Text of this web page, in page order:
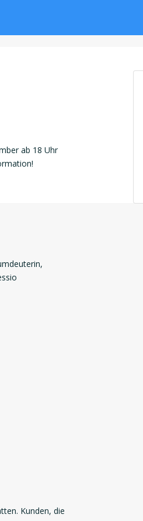
ab 18 Uhr
Kunden, die